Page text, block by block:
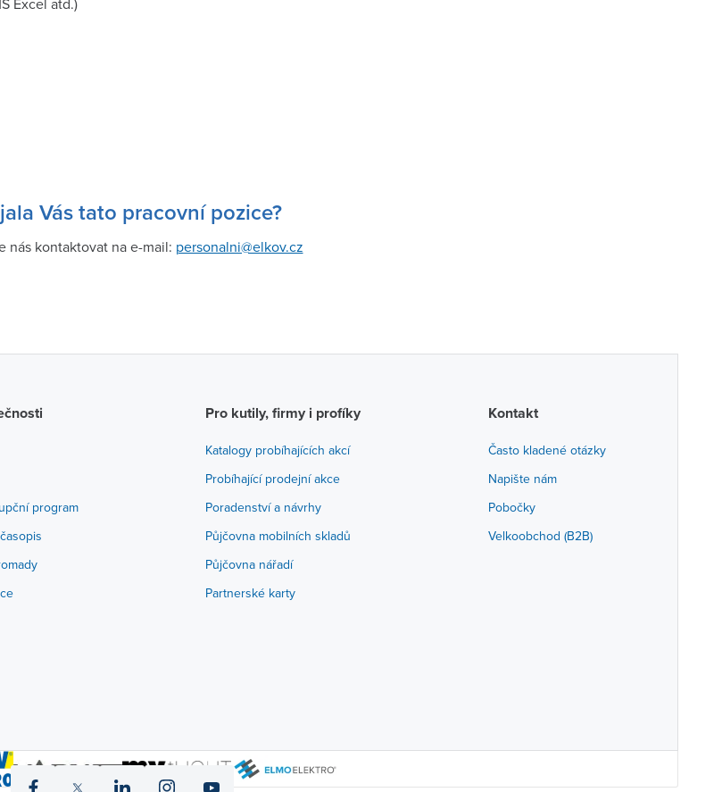
Vás tato pracovní pozice?
nás kontaktovat na e-mail: personalni@elkov.cz
program
Pro kutily, firmy i profíky
Katalogy probíhajících akcí
Probíhající prodejní akce
Poradenství a návrhy
Půjčovna mobilních skladů
Půjčovna nářadí
Partnerské karty
Kontakt
Často kladené otázky
Napište nám
Pobočky
Velkoobchod (B2B)